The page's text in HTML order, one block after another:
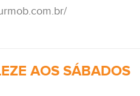
AOS SÁBADOS